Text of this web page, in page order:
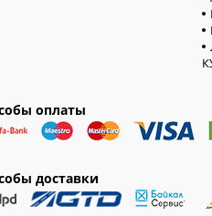
оплаты
доставки